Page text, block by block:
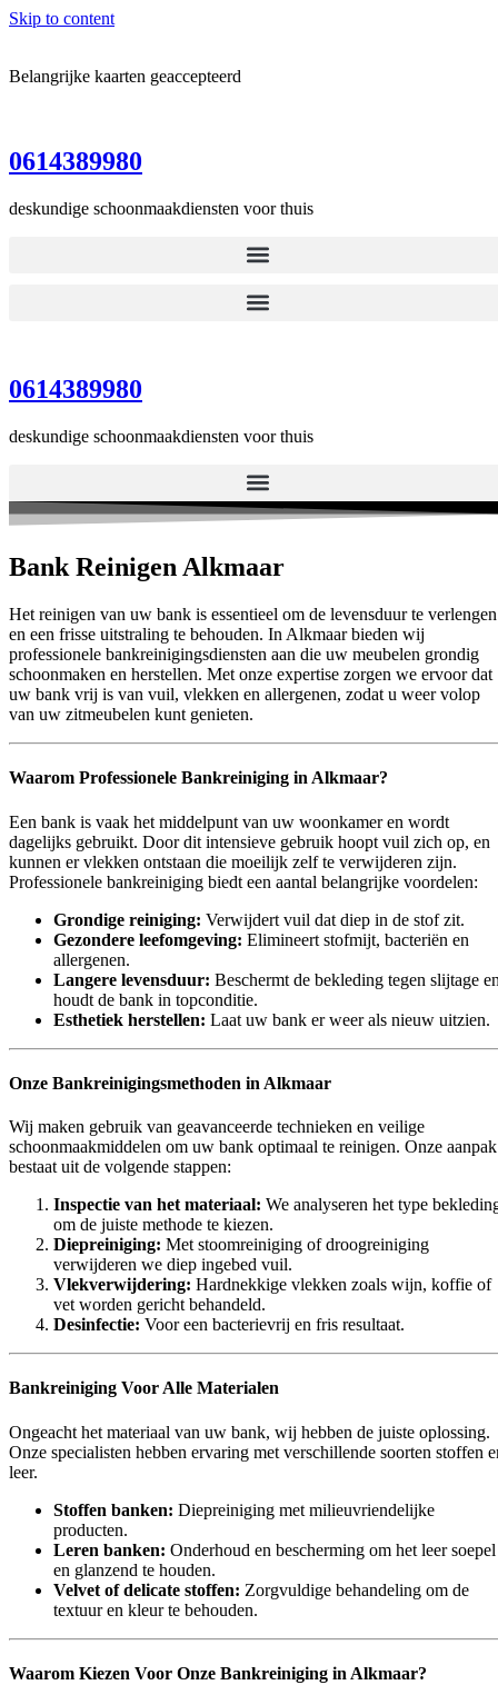
Skip to content
Belangrijke kaarten geaccepteerd
0614389980
deskundige schoonmaakdiensten voor thuis
0614389980
deskundige schoonmaakdiensten voor thuis
Bank Reinigen Alkmaar
Het reinigen van uw bank is essentieel om de levensduur te verlengen
en een frisse uitstraling te behouden. In Alkmaar bieden wij
professionele bankreinigingsdiensten aan die uw meubelen grondig
schoonmaken en herstellen. Met onze expertise zorgen we ervoor dat
uw bank vrij is van vuil, vlekken en allergenen, zodat u weer volop
van uw zitmeubelen kunt genieten.
Waarom Professionele Bankreiniging in Alkmaar?
Een bank is vaak het middelpunt van uw woonkamer en wordt
dagelijks gebruikt. Door dit intensieve gebruik hoopt vuil zich op, en
kunnen er vlekken ontstaan die moeilijk zelf te verwijderen zijn.
Professionele bankreiniging biedt een aantal belangrijke voordelen:
Grondige reiniging: Verwijdert vuil dat diep in de stof zit.
Gezondere leefomgeving: Elimineert stofmijt, bacteriën en
allergenen.
Langere levensduur: Beschermt de bekleding tegen slijtage
houdt de bank in topconditie.
Esthetiek herstellen: Laat uw bank er weer als nieuw uitzien.
Onze Bankreinigingsmethoden in Alkmaar
Wij maken gebruik van geavanceerde technieken en veilige
schoonmaakmiddelen om uw bank optimaal te reinigen. Onze aanpak
bestaat uit de volgende stappen:
Inspectie van het materiaal: We analyseren het type
om de juiste methode te kiezen.
Diepreiniging: Met stoomreiniging of droogreiniging
verwijderen we diep ingebed vuil.
Vlekverwijdering: Hardnekkige vlekken zoals wijn, koffie of
vet worden gericht behandeld.
Desinfectie: Voor een bacterievrij en fris resultaat.
Bankreiniging Voor Alle Materialen
Ongeacht het materiaal van uw bank, wij hebben de juiste oplossing.
Onze specialisten hebben ervaring met verschillende soorten stoffen
leer.
Stoffen banken: Diepreiniging met milieuvriendelijke
producten.
Leren banken: Onderhoud en bescherming om het leer soepel
en glanzend te houden.
Velvet of delicate stoffen: Zorgvuldige behandeling om de
textuur en kleur te behouden.
Waarom Kiezen Voor Onze Bankreiniging in Alkmaar?